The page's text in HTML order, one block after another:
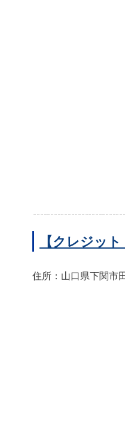
【クレジッ
住所：山口県下関市